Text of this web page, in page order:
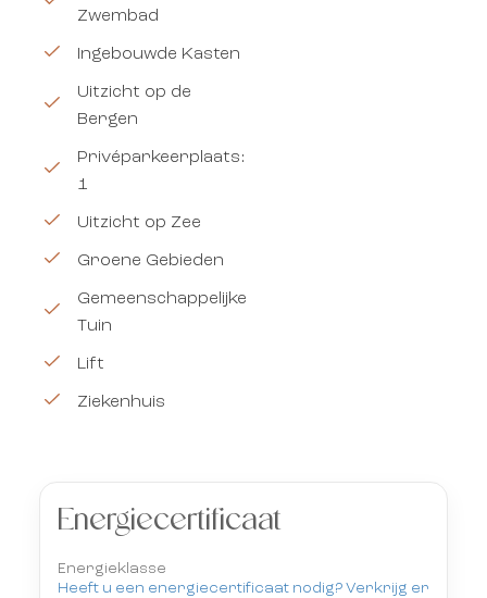
Zwembad
Ingebouwde Kasten
Uitzicht op de
Bergen
Privéparkeerplaats:
1
Uitzicht op Zee
Groene Gebieden
Gemeenschappelijke
Tuin
Lift
Ziekenhuis
Energiecertificaat
Energieklasse
Heeft u een energiecertificaat nodig? Verkrijg er